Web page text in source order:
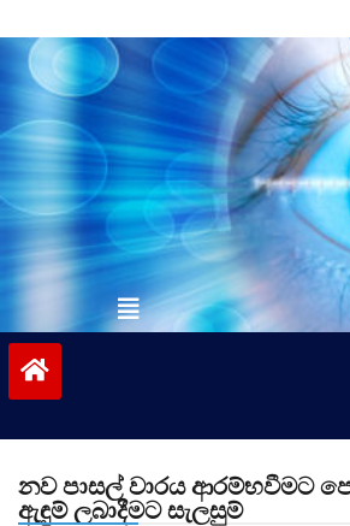
to
contentvinivida.lk
නව පාසල් වාරය ආරම්භවීමට
ඇඳුම් ලබාදීමට සැලසුම්